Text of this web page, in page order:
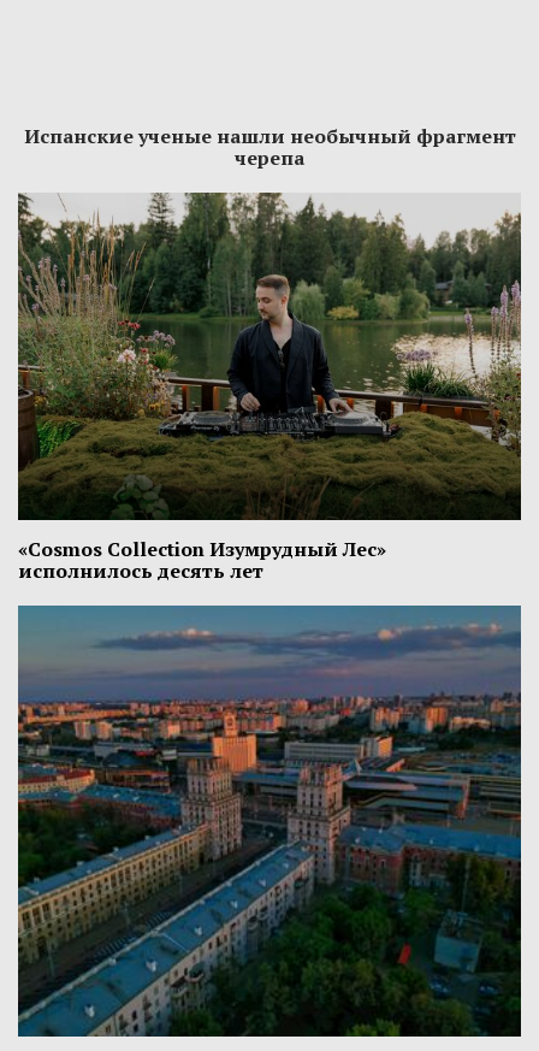
Испанские ученые нашли необычный фрагмент
черепа
«Cosmos Collection Изумрудный Лес»
исполнилось десять лет